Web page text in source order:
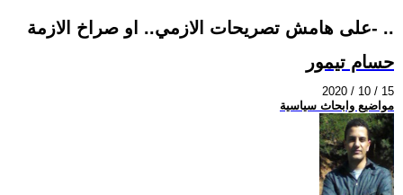
على هامش تصريحات الازمي.. او صراخ الازمة- ..
حسام تيمور
2020 / 10 / 15
مواضيع وابحاث سياسية